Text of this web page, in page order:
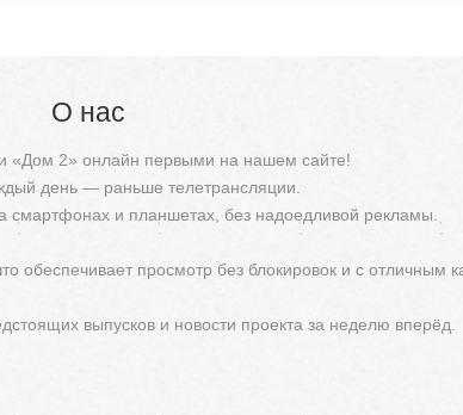
О нас
«Дом 2» онлайн первыми на нашем сайте!
день — раньше телетрансляции.
смартфонах и планшетах, без надоедливой рекламы.
обеспечивает просмотр без блокировок и с отличным
выпусков и новости проекта за неделю вперёд.